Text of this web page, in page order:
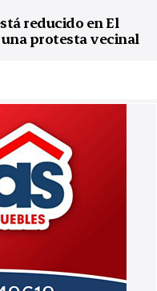
reducido en El
protesta vecinal